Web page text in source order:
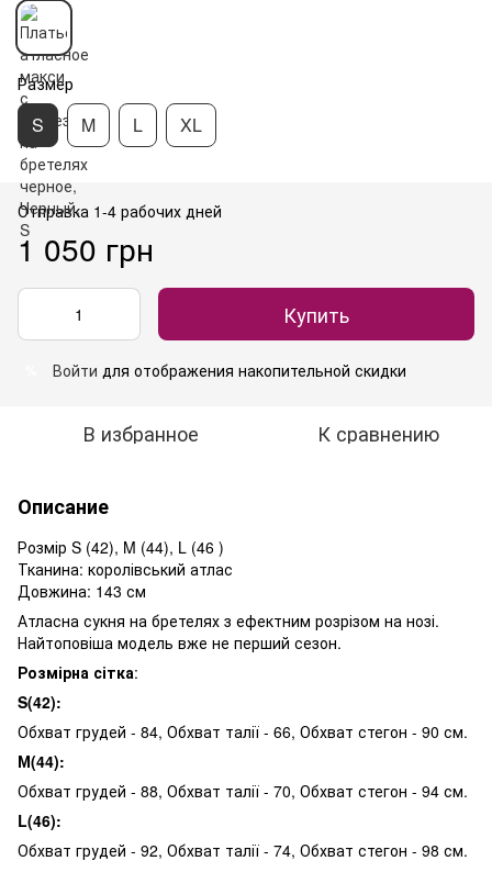
Размер
S M L XL
Отправка 1-4 рабочих дней
1 050 грн
Купить
Войти для отображения накопительной скидки
В избранное К сравнению
Описание
Розмір S (42), M (44), L (46 )
Тканина: королівський атлас
Довжина: 143 см
Атласна сукня на бретелях з ефектним розрізом на нозі.
Найтоповіша модель вже не перший сезон.
Розмірна сітка:
S(42):
Обхват грудей - 84, Обхват талії - 66, Обхват стегон - 90 см.
М(44):
Обхват грудей - 88, Обхват талії - 70, Обхват стегон - 94 см.
L(46):
Обхват грудей - 92, Обхват талії - 74, Обхват стегон - 98 см.